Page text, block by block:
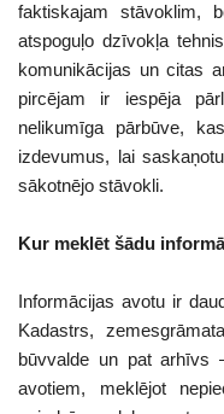
faktiskajam stāvoklim,
atspoguļo dzīvokļa
komunikācijas un citas
pircējam ir iespēja
nelikumīga pārbūve,
izdevumus, lai
sākotnējo stāvokli.
Kur meklēt šādu
Informācijas avotu ir
Kadastrs,
būvvalde un pat arhīvs
avotiem, meklējot